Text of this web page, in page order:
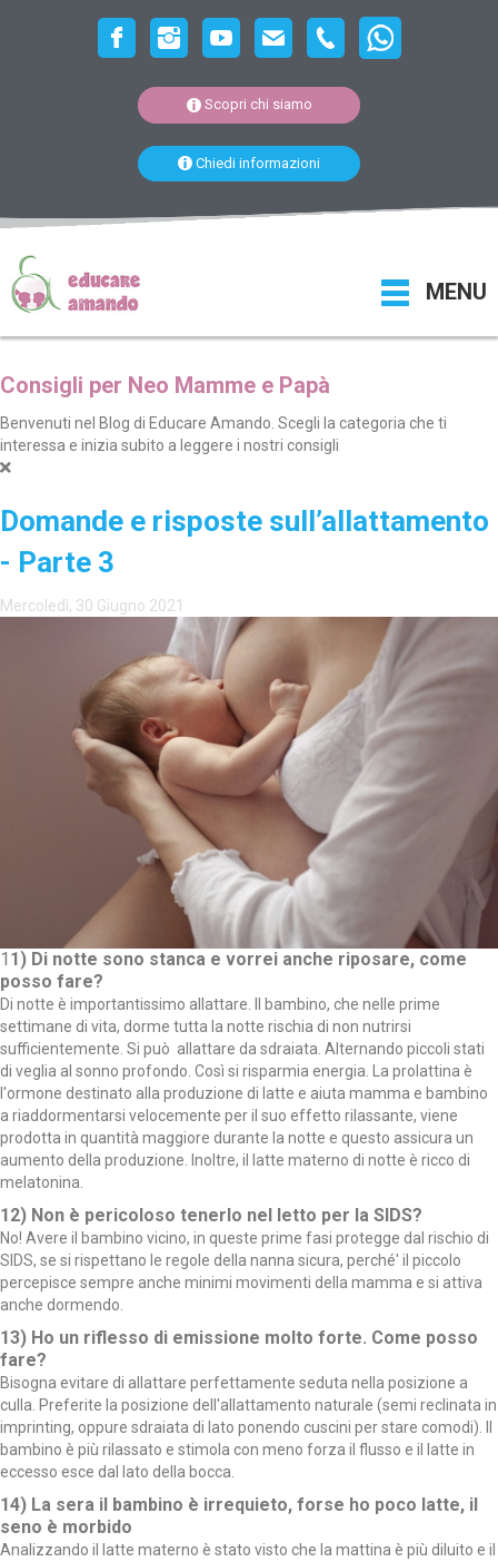
Scopri chi siamo
Chiedi informazioni
MENU
Consigli per Neo Mamme e Papà
Benvenuti nel Blog di Educare Amando. Scegli la categoria che ti
interessa e inizia subito a leggere i nostri consigli
Domande e risposte sull’allattamento
- Parte 3
Mercoledì, 30 Giugno 2021
1 1) Di notte sono stanca e vorrei anche riposare, come
posso fare?
Di notte è importantissimo allattare.
Il bambino, che nelle prime
settimane di vita, dorme tutta la notte rischia di non nutrirsi
sufficientemente. Si può allattare da sdraiata. Alternando piccoli stati
di veglia al sonno profondo. Così si risparmia energia. La prolattina è
l'ormone destinato alla produzione di latte e aiuta mamma e bambino
a riaddormentarsi velocemente per il suo effetto rilassante, viene
prodotta in quantità maggiore durante la notte e questo assicura un
aumento della produzione. Inoltre, il latte materno di notte è ricco di
melatonina.
12) Non è pericoloso tenerlo nel letto per la SIDS?
No! Avere il bambino vicino, in queste prime fasi protegge dal rischio di
SIDS, se si rispettano le regole della nanna sicura, perché' il piccolo
percepisce sempre anche minimi movimenti della mamma e si attiva
anche dormendo.
13) Ho un riflesso di emissione molto forte. Come posso
fare?
Bisogna evitare di allattare perfettamente seduta nella posizione a
culla. Preferite la posizione dell'allattamento naturale (semi reclinata in
imprinting, oppure sdraiata di lato ponendo cuscini per stare comodi). Il
bambino è più rilassato e stimola con meno forza il flusso e il latte in
eccesso esce dal lato della bocca.
14) La sera il bambino è irrequieto, forse ho poco latte, il
seno è morbido
Analizzando il latte materno è stato visto che la mattina è più diluito e il